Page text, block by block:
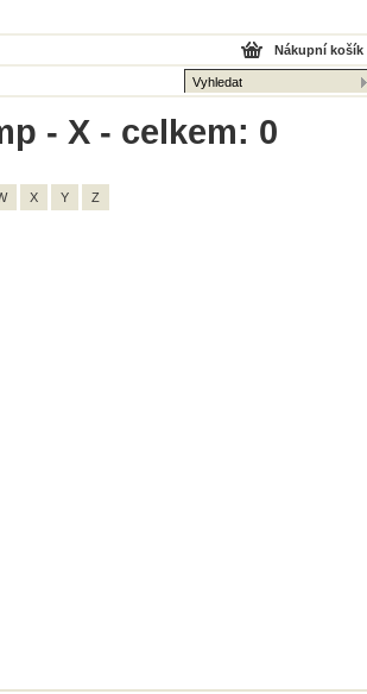
Nákupní košík
- X - celkem: 0
X Y Z